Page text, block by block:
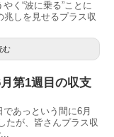
く“波に乗る”ことに
兆しを見せるプラス収
む
第1週目の収支
あっという間に6月
たが、皆さんプラス収